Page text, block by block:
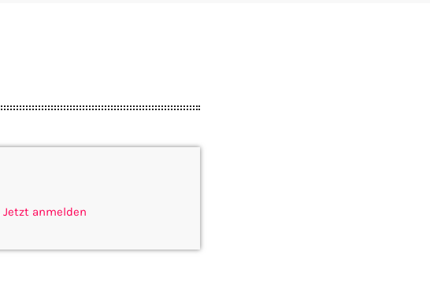
Jetzt anmelden